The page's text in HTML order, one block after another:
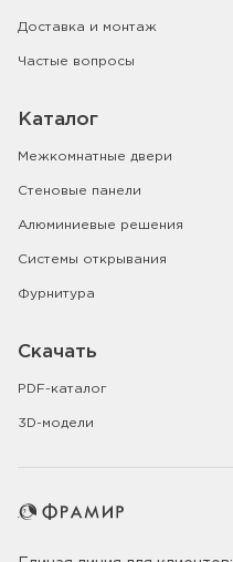
Доставка и монтаж
Частые вопросы
Каталог
Межкомнатные двери
Стеновые панели
Алюминиевые решения
Системы открывания
Фурнитура
Скачать
PDF-каталог
3D-модели